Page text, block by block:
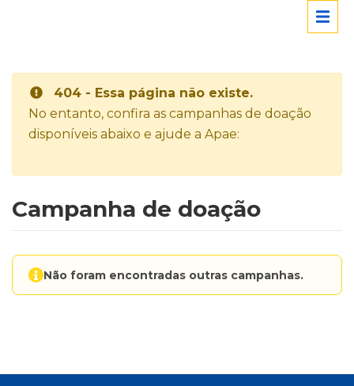
404 - Essa página não existe.
No entanto, confira as campanhas de doação
disponíveis abaixo e ajude a Apae:
Campanha de doação
Não foram encontradas outras campanhas.